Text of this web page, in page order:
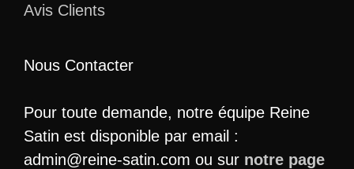
Avis Clients
Nous Contacter
Pour toute demande, notre équipe Reine
Satin est disponible par email :
admin@reine-satin.com ou sur notre page